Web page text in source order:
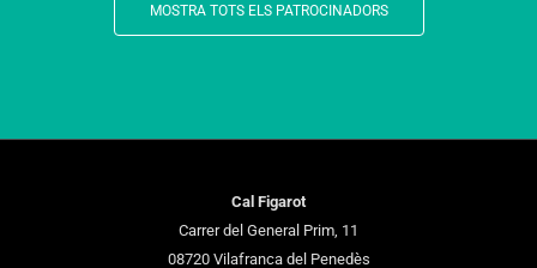
MOSTRA TOTS ELS PATROCINADORS
Cal Figarot
Carrer del General Prim, 11
08720 Vilafranca del Penedès